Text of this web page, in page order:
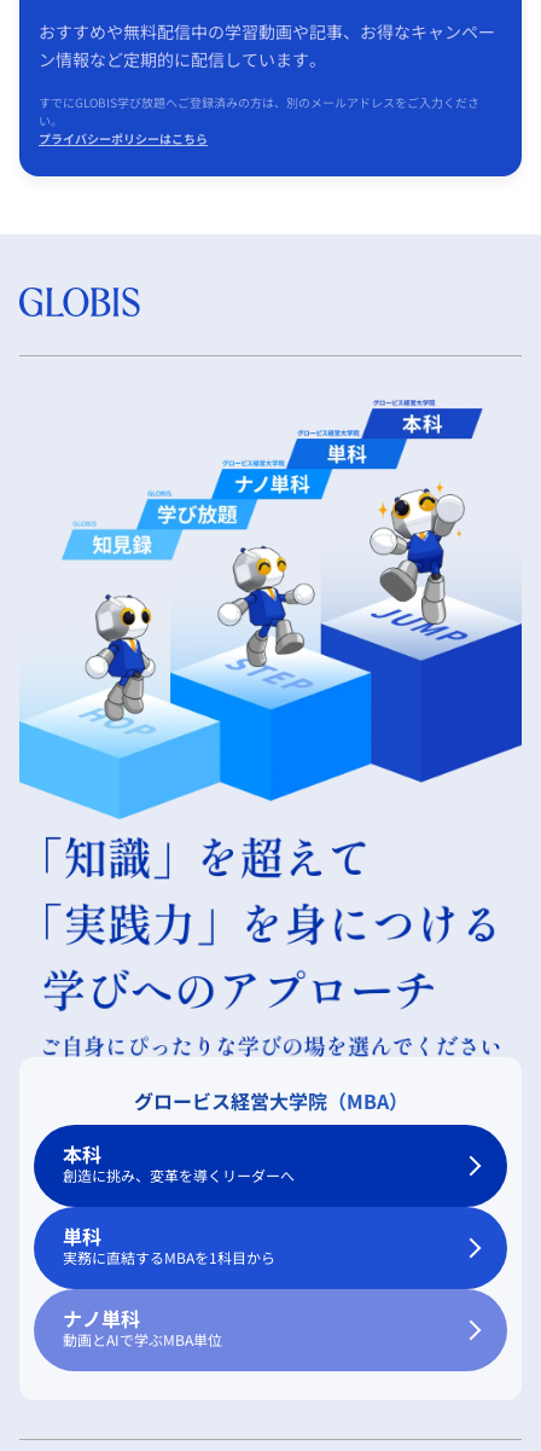
おすすめや無料配信中の学習動画や記事、お得なキャンペー
ン情報など定期的に配信しています。
すでにGLOBIS学び放題へご登録済みの方は、別のメールアドレスをご入力くださ
い。
プライバシーポリシーはこちら
グロービス経営大学院（MBA）
本科
創造に挑み、変革を導くリーダーへ
単科
実務に直結するMBAを1科目から
ナノ単科
動画とAIで学ぶMBA単位